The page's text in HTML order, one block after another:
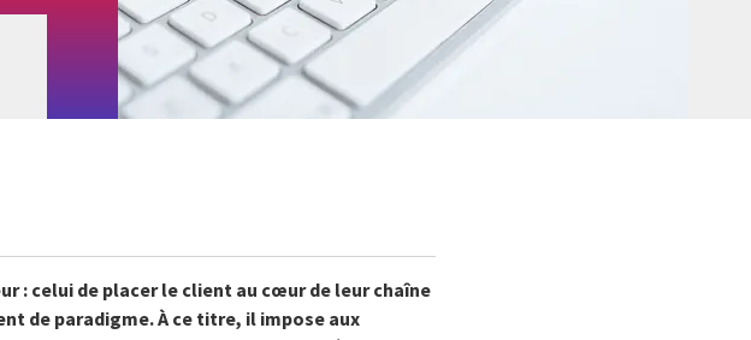
: celui de placer le client au cœur de leur chaîne
de paradigme. À ce titre, il impose aux